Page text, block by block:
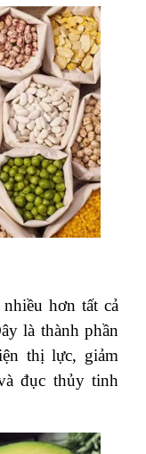
ít chất béo và
giúp điều tiết
quá trình
như đậu xanh,
rất giàu kẽm.
dưỡng chất cần